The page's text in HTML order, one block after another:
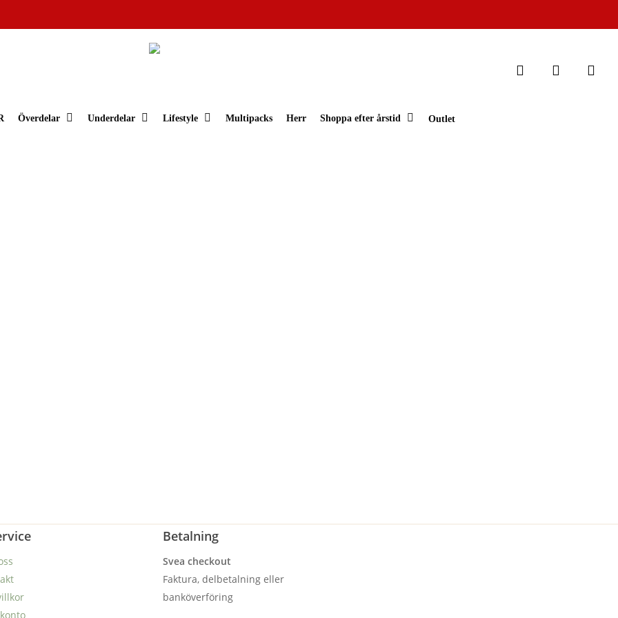
Överdelar Underdelar Lifestyle Multipacks Herr Shoppa efter årstid Outlet
Stäng
Betalning
Svea checkout
Faktura, delbetalning eller
banköverföring